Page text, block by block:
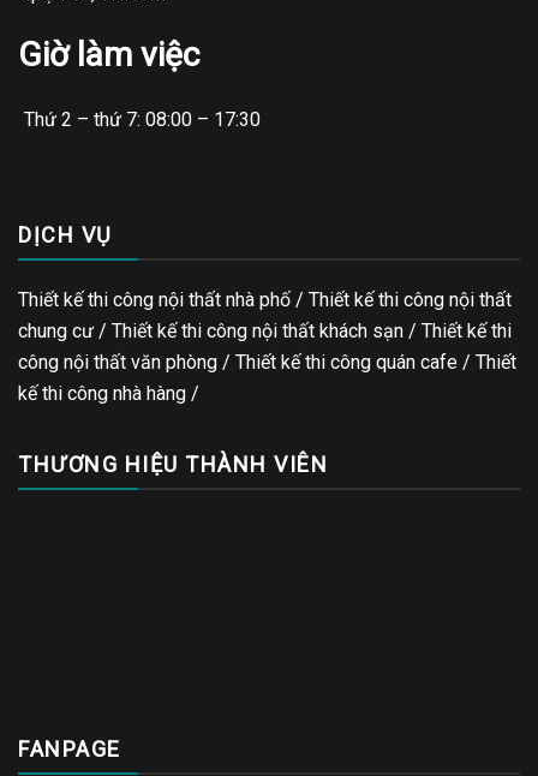
Giờ làm việc
Thứ 2 – thứ 7: 08:00 – 17:30
DỊCH VỤ
Thiết kế thi công nội thất nhà phố / Thiết kế thi công nội thất
chung cư / Thiết kế thi công nội thất khách sạn / Thiết kế thi
công nội thất văn phòng / Thiết kế thi công quán cafe / Thiết
kế thi công nhà hàng /
THƯƠNG HIỆU THÀNH VIÊN
FANPAGE